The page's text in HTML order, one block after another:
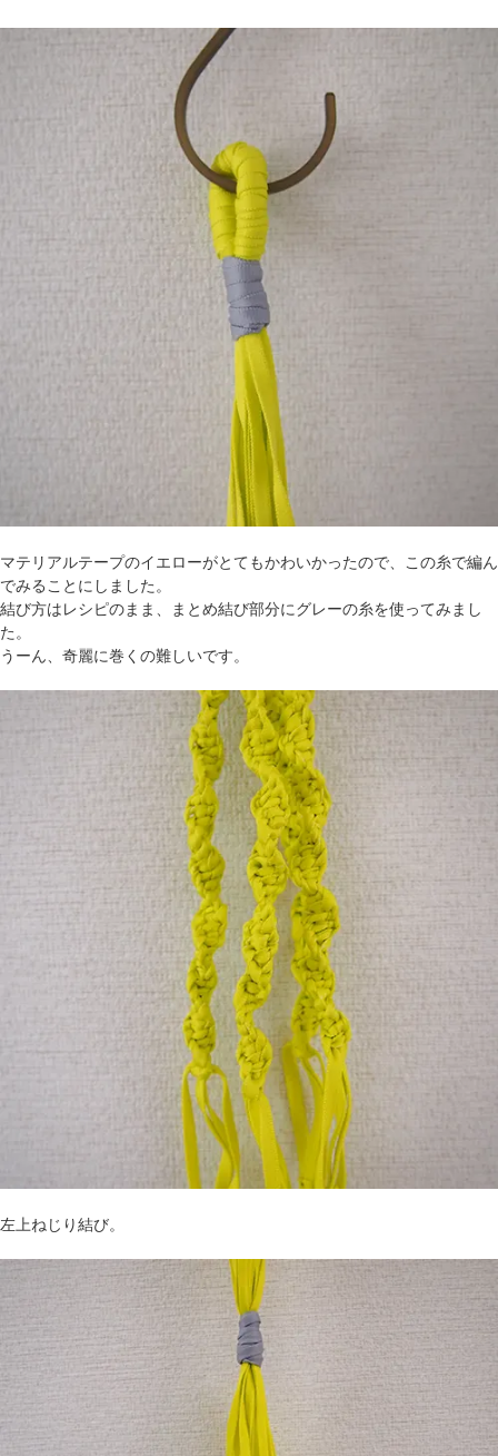
マテリアルテープのイエローがとてもかわいかったので、この糸で編ん
でみることにしました。
結び方はレシピのまま、まとめ結び部分にグレーの糸を使ってみまし
た。
うーん、奇麗に巻くの難しいです。
左上ねじり結び。